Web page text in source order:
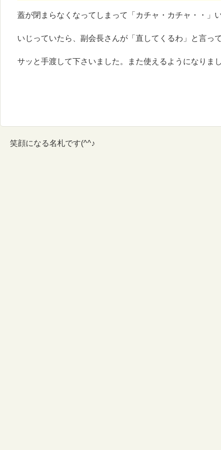
蓋が閉まらなくなってしまって「カチャ・カチャ・・」
いじっていたら、副会長さんが「直してくるわ」と言っ
サッと手渡して下さいました。また使えるようになりま
笑顔になる名札です(^^♪